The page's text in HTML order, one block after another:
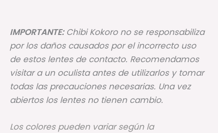
IMPORTANTE:Chibi Kokoro no se responsabiliza
por los daños causados por el incorrecto uso
de estos lentes de contacto. Recomendamos
visitar a un oculista antes de utilizarlos y tomar
todas las precauciones necesarias. Una vez
abiertos los lentes no tienen cambio.
Los colores pueden variar según la